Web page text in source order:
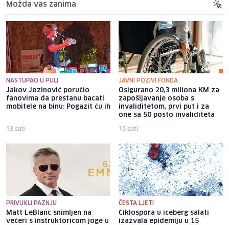
Možda vas zanima
NASTUPAO U PULI
Jakov Jozinović poručio
fanovima da prestanu bacati
mobitele na binu: Pogazit ću ih
13 sati
JAVNI POZIVI FONDA
Osigurano 20,3 miliona KM za
zapošljavanje osoba s
invaliditetom, prvi put i za
one sa 50 posto invaliditeta
16 sati
PRIVUKLI PAŽNJU
Matt LeBlanc snimljen na
večeri s instruktoricom joge u
ČESTA LJETI
Ciklospora u iceberg salati
izazvala epidemiju u 15